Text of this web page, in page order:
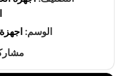
الوسم: